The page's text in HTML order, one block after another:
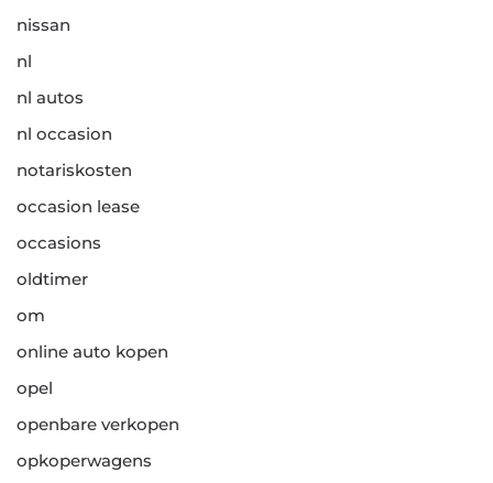
nissan
nl
nl autos
nl occasion
notariskosten
occasion lease
occasions
oldtimer
om
online auto kopen
opel
openbare verkopen
opkoperwagens